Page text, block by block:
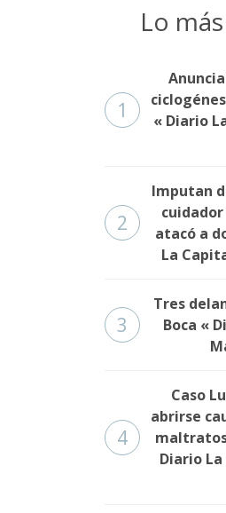
Lo
1
« Diario
2
Imputan
atacó a
La
3
Tres
Boca «
4
Caso
abrirse
Diario